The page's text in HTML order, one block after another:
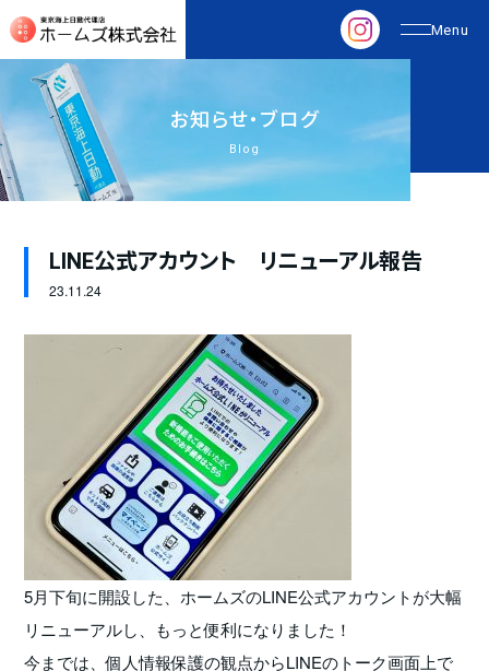
お知らせ・ブログ
Blog
LINE公式アカウント リニューアル報告
23.11.24
5月下旬に開設した、ホームズのLINE公式アカウントが大幅
リニューアルし、もっと便利になりました！
今までは、個人情報保護の観点からLINEのトーク画面上で